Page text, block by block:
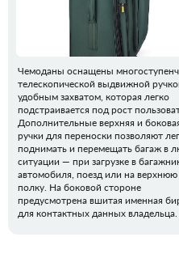
Чемоданы оснащены
телескопической выдвижной
удобным захватом, которая легко
подстраивается под рост
Дополнительные верхняя и
ручки для переноски позволяют
поднимать и перемещать багаж в
ситуации — при загрузке в
автомобиля, поезд или на верхнюю
полку. На боковой стороне
предусмотрена вшитая именная
для контактных данных владельца.